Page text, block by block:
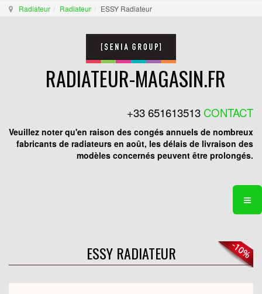
Radiateur Radiateur ESSY Radiateur
RADIATEUR-MAGASIN.FR
+33 651613513 CONTACT
Veuillez noter qu'en raison des congés annuels de nombreux
fabricants de radiateurs en août, les délais de livraison des
modèles concernés peuvent être prolongés.
ESSY RADIATEUR